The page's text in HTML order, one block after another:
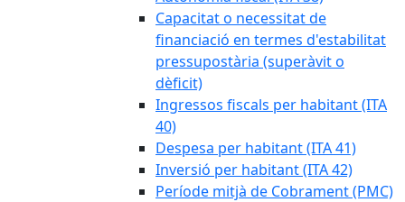
Capacitat o necessitat de
financiació en termes d'estabilitat
pressupostària (superàvit o
dèficit)
Ingressos fiscals per habitant (ITA
40)
Despesa per habitant (ITA 41)
Inversió per habitant (ITA 42)
Període mitjà de Cobrament (PMC)